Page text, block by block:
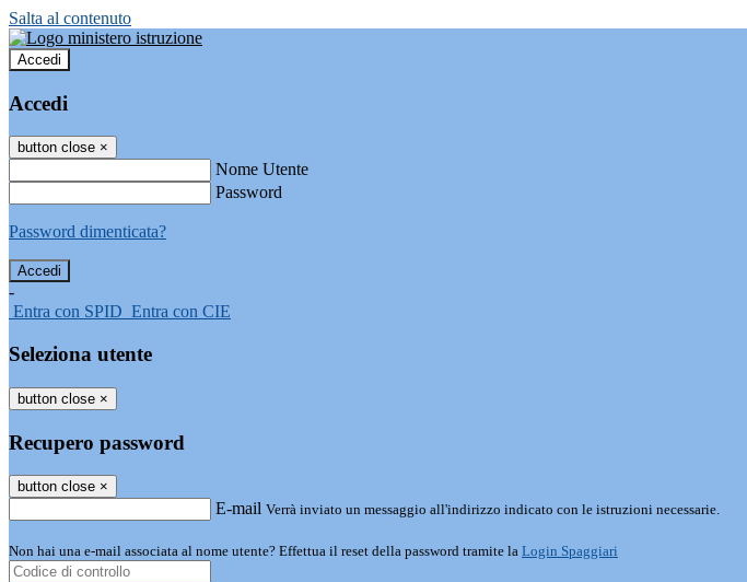
Salta al contenuto
Accedi
Accedi
button close ×
Nome Utente
Password
Password dimenticata?
-
Entra con SPID Entra con CIE
Seleziona utente
button close ×
Recupero password
button close ×
E-mail Verrà inviato un messaggio all'indirizzo indicato con le istruzioni necessarie.
Non hai una e-mail associata al nome utente? Effettua il reset della password tramite la Login Spaggiari